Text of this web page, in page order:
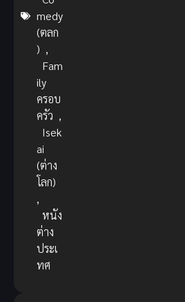
medy
(ตลก
) ,
Fam
ily
ครอบ
ครัว ,
Isek
ai
(ต่าง
โลก)
,
หนัง
ต่าง
ประเ
ทศ